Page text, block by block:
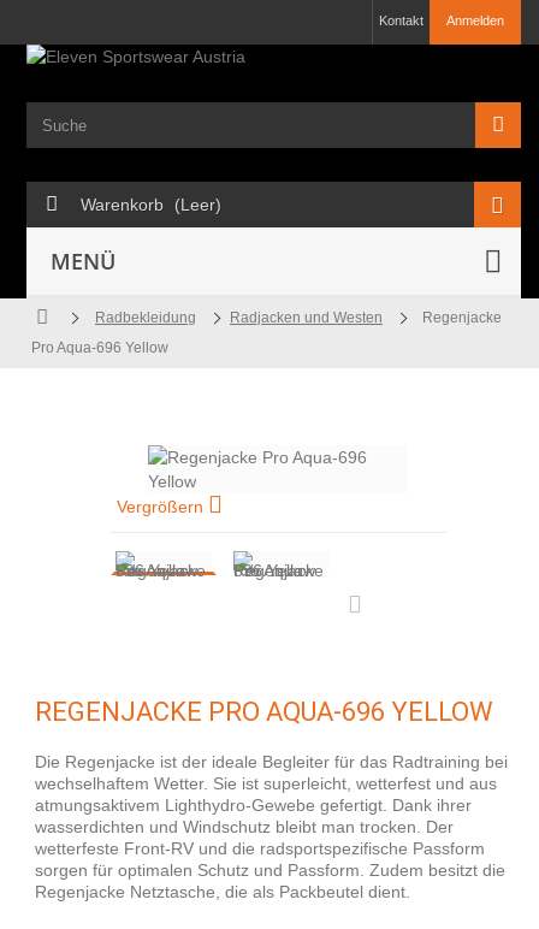
Anmelden
Kontakt
Warenkorb (Leer)
MENÜ
Radbekleidung Radjacken und Westen
Regenjacke
Pro Aqua-696 Yellow
Vergrößern
REGENJACKE PRO AQUA-696 YELLOW
Die Regenjacke ist der ideale Begleiter für das Radtraining bei
wechselhaftem Wetter. Sie ist superleicht, wetterfest und aus
atmungsaktivem Lighthydro-Gewebe gefertigt. Dank ihrer
wasserdichten und Windschutz bleibt man trocken. Der
wetterfeste Front-RV und die radsportspezifische Passform
sorgen für optimalen Schutz und Passform. Zudem besitzt die
Regenjacke Netztasche, die als Packbeutel dient.